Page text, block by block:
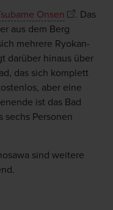
Onsen
. Das
aus dem Berg
mehrere Ryokan-
darüber hinaus über
das sich komplett
aber eine
ist das Bad
sechs Personen
sind weitere